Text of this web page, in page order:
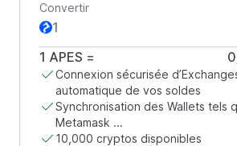
Convertir
1 APES =
Connexion sécurisée
automatique de vos soldes
Synchronisation des Wallets tels
Metamask ...
10,000 cryptos disponibles